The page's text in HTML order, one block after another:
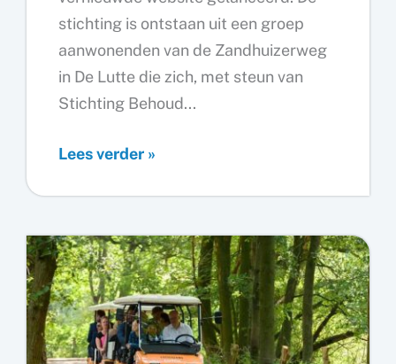
stichting is ontstaan uit een groep
aanwonenden van de Zandhuizerweg
in De Lutte die zich, met steun van
Stichting Behoud...
Stichting
lanceert
nieuwe
website
:
www.tegenwindnot.nl
Lees verder »